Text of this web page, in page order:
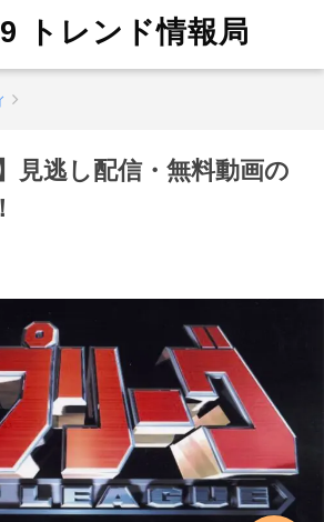
トレンド情報局
見逃し配信・無料動画の